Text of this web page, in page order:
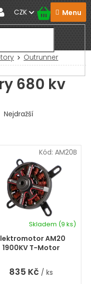
CZK
Outrunner
680 kv
Nejdražší
AM20
1900KV T-Motor
Skladem (9 ks)
835 Kč / ks
Kód: AM20B